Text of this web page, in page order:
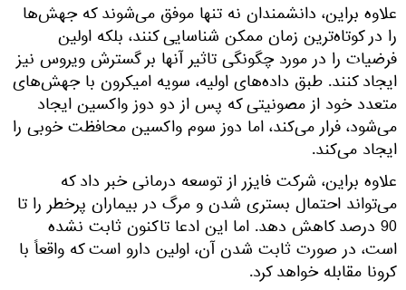
علاوه براین، دانشمندان نه تنها موفق می‌شوند که جهش‌ها
را در کوتاه‌‌ترین زمان ممکن شناسایی کنند، بلکه اولین
فرضیات را در مورد چگونگی تاثیر آنها بر گسترش ویروس نیز
ایجاد کنند. طبق داده‌های اولیه، سویه امیکرون با جهش‌های
متعدد خود از مصونیتی که پس از دو دوز واکسین‌ ایجاد
می‌شود، فرار می‌کند، اما دوز سوم واکسین محافظت خوبی را
ایجاد می‌کند.
علاوه براین، شرکت فایزر از توسعه درمانی خبر داد که
می‌تواند احتمال بستری شدن و مرگ در بیماران پرخطر را تا
90 درصد کاهش دهد. اما این ادعا تاکنون ثابت نشده
است، در صورت ثابت شدن آن، اولین دارو است که واقعاً با
کرونا مقابله خواهد کرد.